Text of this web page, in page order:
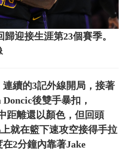
迎接生涯第23個賽季。
續的3記外線開局，接著
後雙手暴扣，
距離還以顏色，但回頭
就在籃下速攻空接得手拉
2分鐘內靠著Jake